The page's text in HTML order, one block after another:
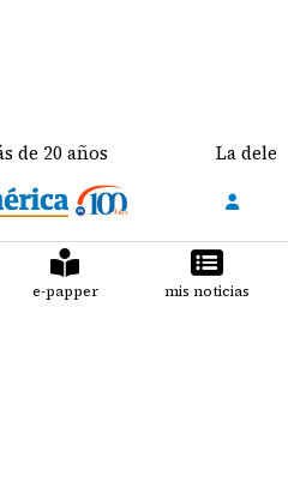
La delegación de
e-papper mis noticias